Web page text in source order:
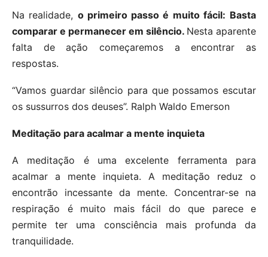
Na realidade, o primeiro passo é muito fácil: Basta
comparar e permanecer em silêncio. Nesta aparente
falta de ação começaremos a encontrar as
respostas.
“Vamos guardar silêncio para que possamos escutar
os sussurros dos deuses”. Ralph Waldo Emerson
Meditação para acalmar a mente inquieta
A meditação é uma excelente ferramenta para
acalmar a mente inquieta. A meditação reduz o
encontrão incessante da mente. Concentrar-se na
respiração é muito mais fácil do que parece e
permite ter uma consciência mais profunda da
tranquilidade.